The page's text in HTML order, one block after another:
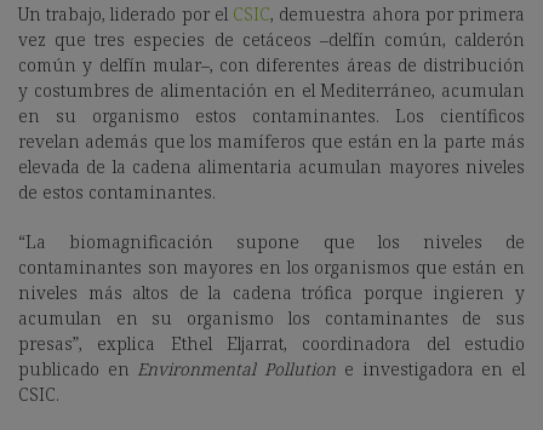
Un trabajo, liderado por el CSIC, demuestra ahora por primera
vez que tres especies de cetáceos –delfín común, calderón
común y delfín mular–, con diferentes áreas de distribución
y costumbres de alimentación en el Mediterráneo, acumulan
en su organismo estos contaminantes. Los científicos
revelan además que los mamíferos que están en la parte más
elevada de la cadena alimentaria acumulan mayores niveles
de estos contaminantes.
“La biomagnificación supone que los niveles de
contaminantes son mayores en los organismos que están en
niveles más altos de la cadena trófica porque ingieren y
acumulan en su organismo los contaminantes de sus
presas”, explica Ethel Eljarrat, coordinadora del estudio
publicado en Environmental Pollution e investigadora en el
CSIC.